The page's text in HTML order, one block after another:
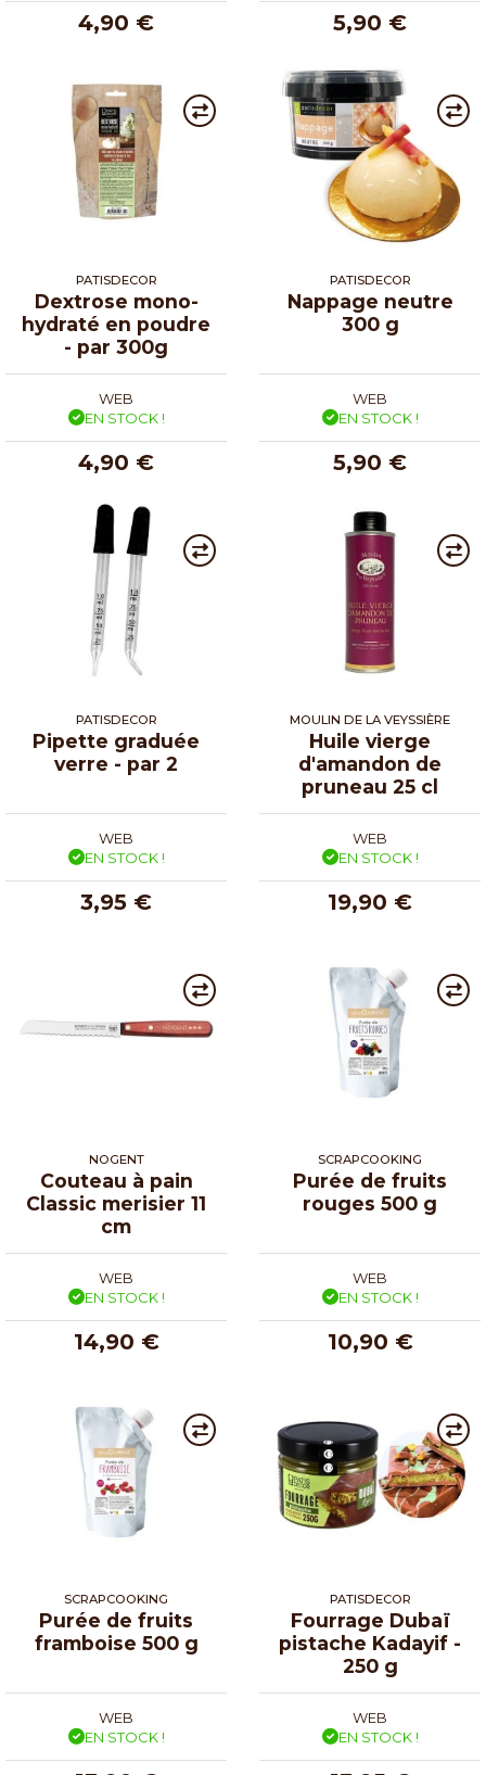
4,90 € 5,90 €
PATISDECOR
Dextrose mono-
hydraté en poudre
- par 300g
WEB
EN STOCK !
4,90 €
PATISDECOR
Nappage neutre
300 g
WEB
EN STOCK !
5,90 €
PATISDECOR
Pipette graduée
verre - par 2
WEB
EN STOCK !
3,95 €
MOULIN DE LA VEYSSIÈRE
Huile vierge
d'amandon de
pruneau 25 cl
WEB
EN STOCK !
19,90 €
NOGENT
Couteau à pain
Classic merisier 11
cm
WEB
EN STOCK !
14,90 €
SCRAPCOOKING
Purée de fruits
rouges 500 g
WEB
EN STOCK !
10,90 €
SCRAPCOOKING
Purée de fruits
framboise 500 g
WEB
EN STOCK !
PATISDECOR
Fourrage Dubaï
pistache Kadayif -
250 g
WEB
EN STOCK !